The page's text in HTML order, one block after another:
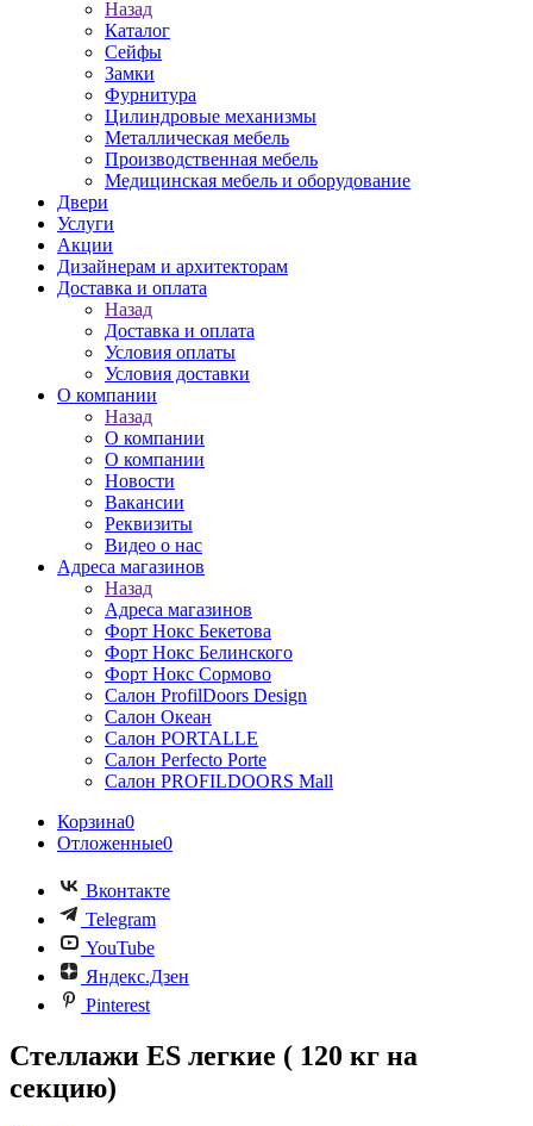
Назад
Каталог
Сейфы
Замки
Фурнитура
Цилиндровые механизмы
Металлическая мебель
Производственная мебель
Медицинская мебель и оборудование
Двери
Услуги
Акции
Дизайнерам и архитекторам
Доставка и оплата
Назад
Доставка и оплата
Условия оплаты
Условия доставки
О компании
Назад
О компании
О компании
Новости
Вакансии
Реквизиты
Видео о нас
Адреса магазинов
Назад
Адреса магазинов
Форт Нокс Бекетова
Форт Нокс Белинского
Форт Нокс Сормово
Салон ProfilDoors Design
Салон Океан
Салон PORTALLE
Салон Perfecto Portе
Салон PROFILDOORS Mall
Корзина0
Отложенные0
Вконтакте
Telegram
YouTube
Яндекс.Дзен
Pinterest
Стеллажи ES легкие ( 120 кг на
секцию)